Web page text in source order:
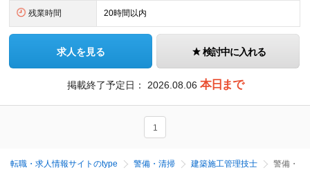
残業時間 20時間以内
求人を見る 検討中に入れる
掲載終了予定日： 2026.08.06 本日まで
1
転職・求人情報サイトのtype 警備・清掃 建築施工管理技士 警備・